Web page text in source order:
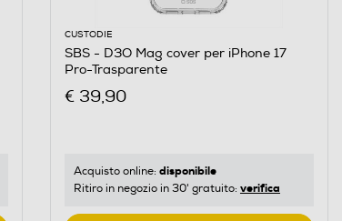
CUSTODIE
SBS - D3O Mag cover per iPhone 17
Pro-Trasparente
€ 39,90
Acquisto online: disponibile
Ritiro in negozio in 30' gratuito: verifica